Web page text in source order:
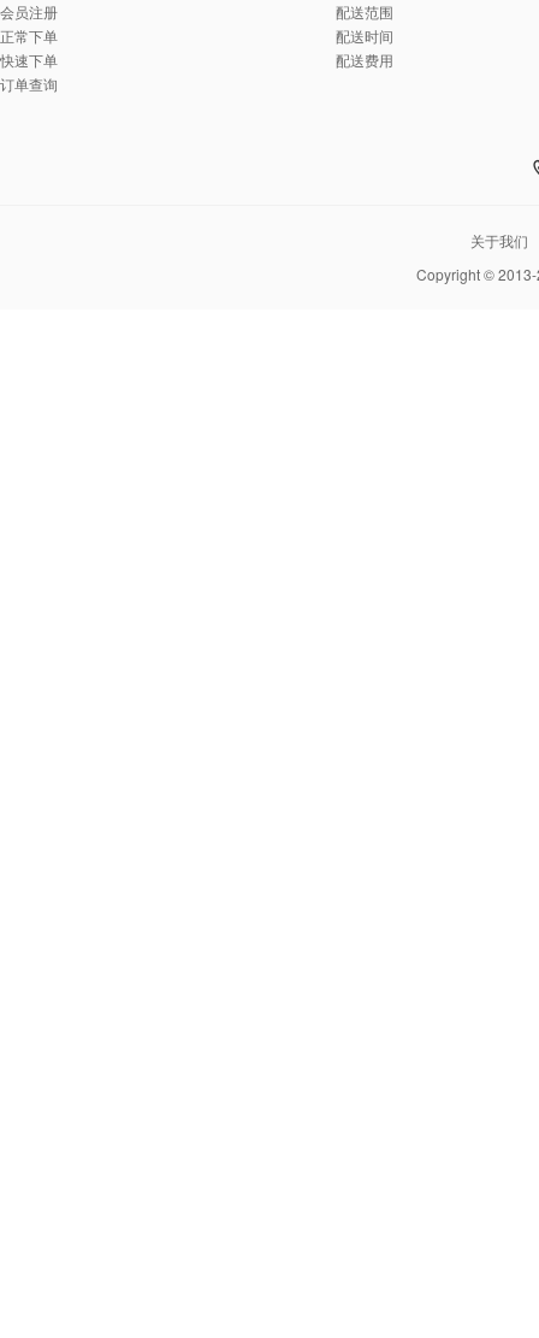
会员注册
正常下单
快速下单
订单查询
配送范围
配送时间
配送费用
关于我们
Copyright ©